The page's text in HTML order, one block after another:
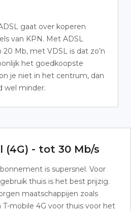
gaat over koperen
van KPN. Met ADSL
20 Mb, met VDSL is dat zo’n
het goedkoopste
je niet in het centrum, dan
wel minder.
(4G) - tot 30 Mb/s
is supersnel. Voor
thuis is het best prijzig.
maatschappijen zoals
T-mobile 4G voor thuis voor het